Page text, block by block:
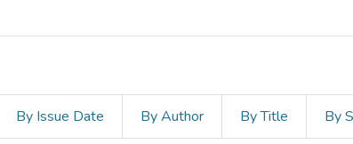
By Issue Date By Author By Title By